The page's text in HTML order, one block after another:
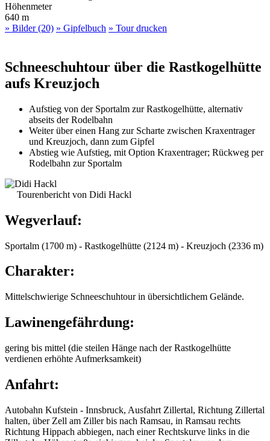
Höhenmeter
640 m
» Bilder (20) » Gipfelbuch » Tour drucken
Schneeschuhtour über die Rastkogelhütte
aufs Kreuzjoch
Aufstieg von der Sportalm zur Rastkogelhütte, alternativ
abseits der Rodelbahn
Weiter über einen Hang zur Scharte zwischen Kraxentrager
und Kreuzjoch, dann zum Gipfel
Abstieg wie Aufstieg, mit Option Kraxentrager; Rückweg per
Rodelbahn zur Sportalm
Tourenbericht von Didi Hackl
Wegverlauf:
Sportalm (1700 m) - Rastkogelhütte (2124 m) - Kreuzjoch (2336 m)
Charakter:
Mittelschwierige Schneeschuhtour in übersichtlichem Gelände.
Lawinengefährdung:
gering bis mittel (die steilen Hänge nach der Rastkogelhütte
verdienen erhöhte Aufmerksamkeit)
Anfahrt:
Autobahn Kufstein - Innsbruck, Ausfahrt Zillertal, Richtung Zillertal
halten, über Zell am Ziller bis nach Ramsau, in Ramsau rechts
Richtung Hippach abbiegen, nach einer Rechtskurve links in die